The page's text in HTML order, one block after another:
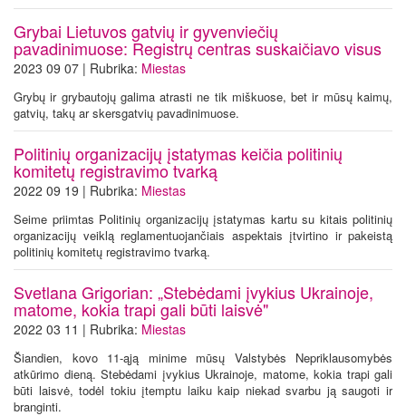
Grybai Lietuvos gatvių ir gyvenviečių
pavadinimuose: Registrų centras suskaičiavo visus
2023 09 07 | Rubrika: Miestas
Grybų ir grybautojų galima atrasti ne tik miškuose, bet ir mūsų kaimų,
gatvių, takų ar skersgatvių pavadinimuose.
Politinių organizacijų įstatymas keičia politinių
komitetų registravimo tvarką
2022 09 19 | Rubrika: Miestas
Seime priimtas Politinių organizacijų įstatymas kartu su kitais politinių
organizacijų veiklą reglamentuojančiais aspektais įtvirtino ir pakeistą
politinių komitetų registravimo tvarką.
Svetlana Grigorian: „Stebėdami įvykius Ukrainoje,
matome, kokia trapi gali būti laisvė"
2022 03 11 | Rubrika: Miestas
Šiandien, kovo 11-ąją minime mūsų Valstybės Nepriklausomybės
atkūrimo dieną. Stebėdami įvykius Ukrainoje, matome, kokia trapi gali
būti laisvė, todėl tokiu įtemptu laiku kaip niekad svarbu ją saugoti ir
branginti.